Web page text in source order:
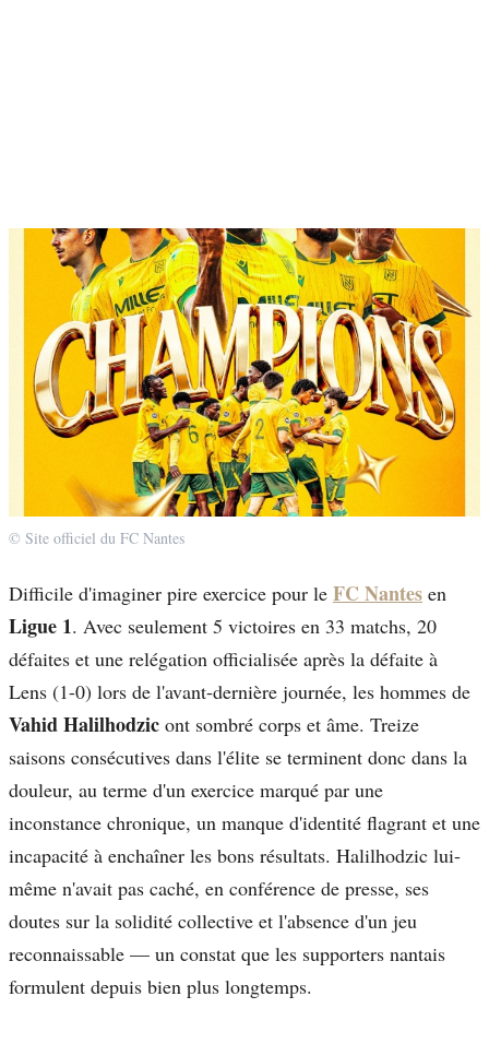
© Site officiel du FC Nantes
Difficile d'imaginer pire exercice pour le FC Nantes en
Ligue 1. Avec seulement 5 victoires en 33 matchs, 20
défaites et une relégation officialisée après la défaite à
Lens (1-0) lors de l'avant-dernière journée, les hommes de
Vahid Halilhodzic ont sombré corps et âme. Treize
saisons consécutives dans l'élite se terminent donc dans la
douleur, au terme d'un exercice marqué par une
inconstance chronique, un manque d'identité flagrant et une
incapacité à enchaîner les bons résultats. Halilhodzic lui-
même n'avait pas caché, en conférence de presse, ses
doutes sur la solidité collective et l'absence d'un jeu
reconnaissable — un constat que les supporters nantais
formulent depuis bien plus longtemps.